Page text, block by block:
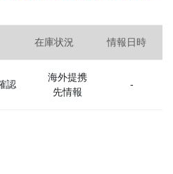
在庫状況 情報日時
認
海外提携
先情報
-